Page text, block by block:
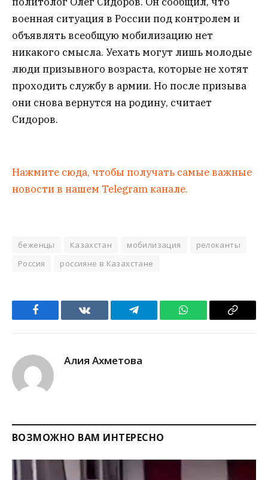
военная ситуация в России под контролем и
объявлять всеобщую мобилизацию нет
никакого смысла. Уехать могут лишь молодые
люди призывного возраста, которые не хотят
проходить службу в армии. Но после призыва
они снова вернутся на родину, считает
Сидоров.
Нажмите сюда, чтобы получать самые важные
новости в нашем Telegram канале.
беженцы Казахстан мобилизация
релоканты
Россия
россияне в Казахстане
Facebook VKontakteTelegram WhatsApp Copy
Алия Ахметова
ВОЗМОЖНО ВАМ ИНТЕРЕСНО